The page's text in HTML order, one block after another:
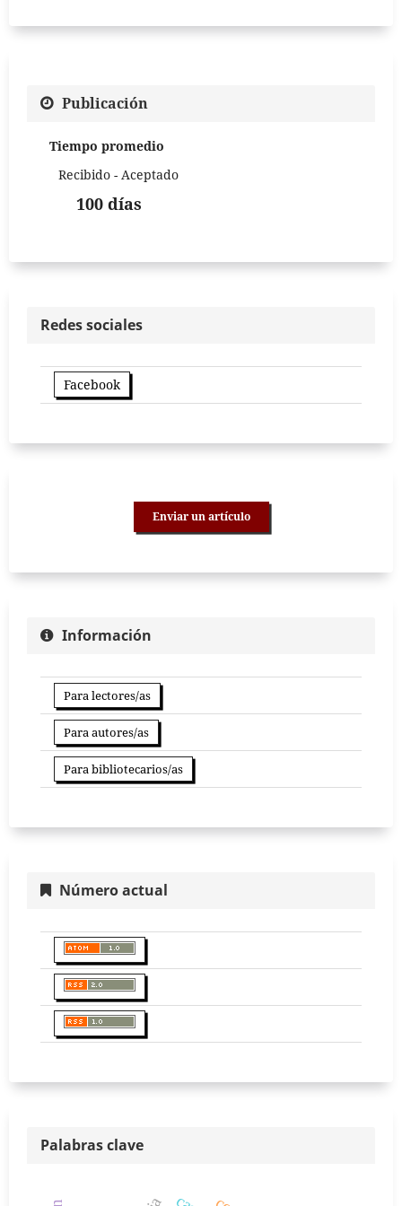
Publicación
Tiempo promedio
Recibido - Aceptado
100 días
Redes sociales
Facebook
Enviar un artículo
Información
Para lectores/as
Para autores/as
Para bibliotecarios/as
Número actual
Palabras clave